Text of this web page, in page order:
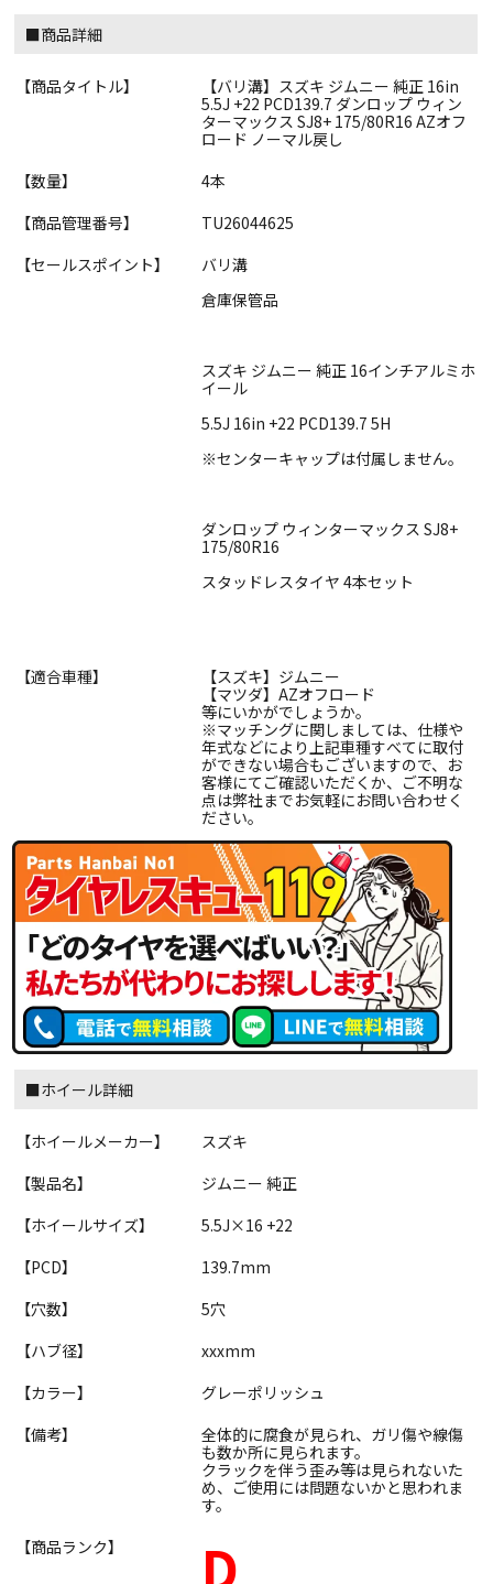
■商品詳細
【商品タイトル】
【バリ溝】スズキ ジムニー 純正 16in
5.5J +22 PCD139.7 ダンロップ ウィン
ターマックス SJ8+ 175/80R16 AZオフ
ロード ノーマル戻し
【数量】
4本
【商品管理番号】
TU26044625
【セールスポイント】
バリ溝
倉庫保管品
スズキ ジムニー 純正 16インチアルミホ
イール
5.5J 16in +22 PCD139.7 5H
※センターキャップは付属しません。
ダンロップ ウィンターマックス SJ8+
175/80R16
スタッドレスタイヤ 4本セット
【適合車種】
【スズキ】ジムニー
【マツダ】AZオフロード
等にいかがでしょうか。
※マッチングに関しましては、仕様や
年式などにより上記車種すべてに取付
ができない場合もございますので、お
客様にてご確認いただくか、ご不明な
点は弊社までお気軽にお問い合わせく
ださい。
■ホイール詳細
【ホイールメーカー】
スズキ
【製品名】
ジムニー 純正
【ホイールサイズ】
5.5J×16 +22
【PCD】
139.7mm
【穴数】
5穴
【ハブ径】
xxxmm
【カラー】
グレーポリッシュ
【備考】
全体的に腐食が見られ、ガリ傷や線傷
も数か所に見られます。
クラックを伴う歪み等は見られないた
め、ご使用には問題ないかと思われま
す。
【商品ランク】
D